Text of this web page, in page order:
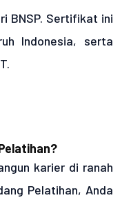
BNSP. Sertifikat ini
Indonesia, serta
karier di ranah
Pelatihan, Anda